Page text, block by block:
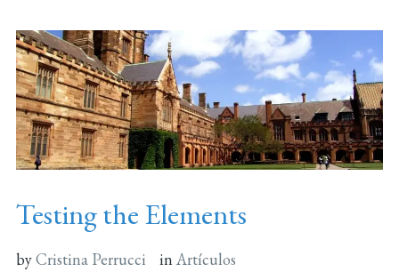
Testing the Elements
byCristina Perrucci in Artículos